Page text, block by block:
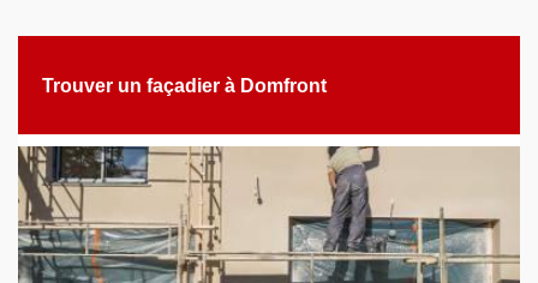
Trouver un façadier à Domfront